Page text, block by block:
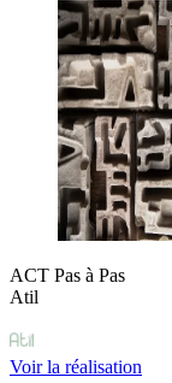
ACT Pas à Pas
Atil
Voir la réalisation